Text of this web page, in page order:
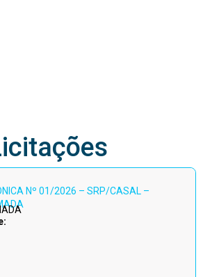
Nº 01/2026 – SRP/CASAL –